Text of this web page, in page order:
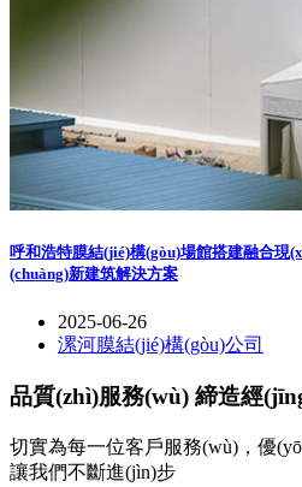
呼和浩特膜結(jié)構(gòu)場館搭建融合現
(chuàng)新建筑解決方案
2025-06-26
漯河膜結(jié)構(gòu)公司
品質(zhì)服務(wù) 締造經
切實為每一位客戶服務(wù)，優
讓我們不斷進(jìn)步